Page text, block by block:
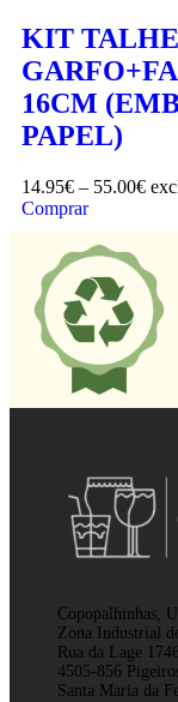
KIT
16CM
PAPEL)
14.95€ – 55.00€
Comprar
Copopalhinhas,
Zona Industrial
Rua da Lage 1746
4505-856
Santa Maria da